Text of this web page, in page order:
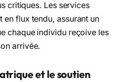
critiques. Les services
en flux tendu, assurant un
chaque individu reçoive les
arrivée.
et le soutien